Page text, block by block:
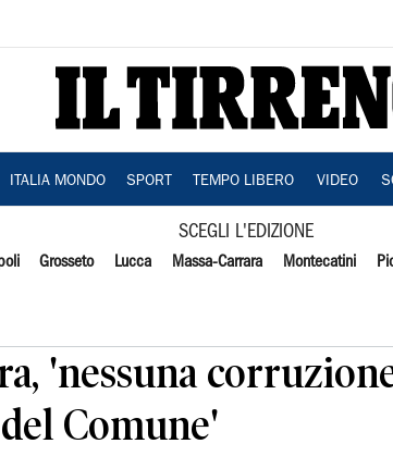
ITALIA MONDO SPORT TEMPO LIBERO VIDEO
SCEGLI L'EDIZIONE
Grosseto Lucca Massa-Carrara Montecatini
'nessuna
Comune'